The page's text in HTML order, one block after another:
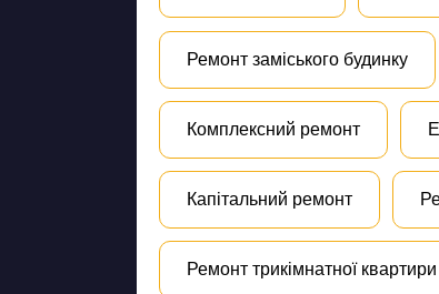
Ремонт заміського будинку
Комплексний ремонт
Капітальний ремонт
Ремонт трикімнатної квартири